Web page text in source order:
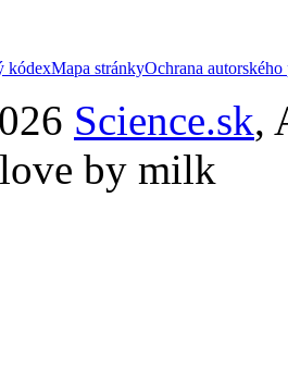
kódexMapa stránkyOchrana autorského
Science.sk,
by milk